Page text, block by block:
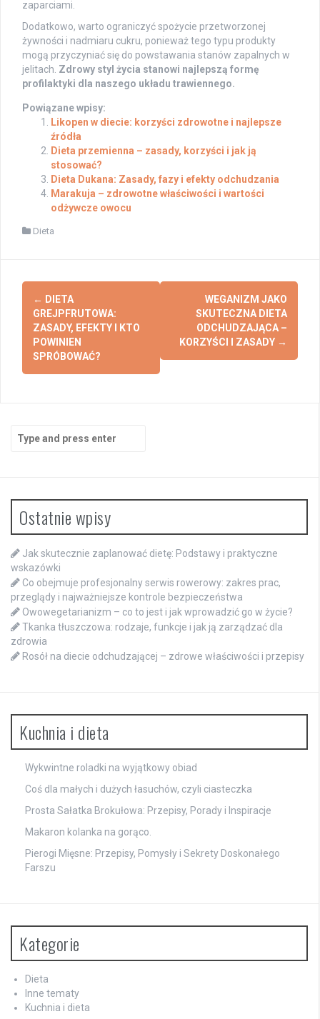
zaparciami.
Dodatkowo, warto ograniczyć spożycie przetworzonej
żywności i nadmiaru cukru, ponieważ tego typu produkty
mogą przyczyniać się do powstawania stanów zapalnych w
jelitach. Zdrowy styl życia stanowi najlepszą formę
profilaktyki dla naszego układu trawiennego.
Powiązane wpisy:
Likopen w diecie: korzyści zdrowotne i najlepsze
źródła
Dieta przemienna – zasady, korzyści i jak ją
stosować?
Dieta Dukana: Zasady, fazy i efekty odchudzania
Marakuja – zdrowotne właściwości i wartości
odżywcze owocu
Dieta
Post
navigation
← DIETA
GREJPFRUTOWA:
ZASADY, EFEKTY I KTO
POWINIEN
SPRÓBOWAĆ?
WEGANIZM JAKO
SKUTECZNA DIETA
ODCHUDZAJĄCA –
KORZYŚCI I ZASADY →
Search
for:
Ostatnie wpisy
Jak skutecznie zaplanować dietę: Podstawy i praktyczne
wskazówki
Co obejmuje profesjonalny serwis rowerowy: zakres prac,
przeglądy i najważniejsze kontrole bezpieczeństwa
Owowegetarianizm – co to jest i jak wprowadzić go w życie?
Tkanka tłuszczowa: rodzaje, funkcje i jak ją zarządzać dla
zdrowia
Rosół na diecie odchudzającej – zdrowe właściwości i przepisy
Kuchnia i dieta
Wykwintne roladki na wyjątkowy obiad
Coś dla małych i dużych łasuchów, czyli ciasteczka
Prosta Sałatka Brokułowa: Przepisy, Porady i Inspiracje
Makaron kolanka na gorąco.
Pierogi Mięsne: Przepisy, Pomysły i Sekrety Doskonałego
Farszu
Kategorie
Dieta
Inne tematy
Kuchnia i dieta